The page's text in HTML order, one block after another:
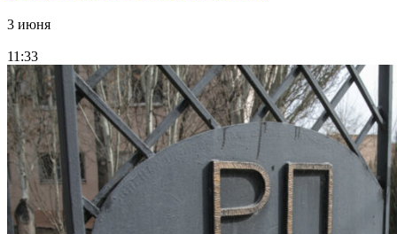
3 июня
11:33